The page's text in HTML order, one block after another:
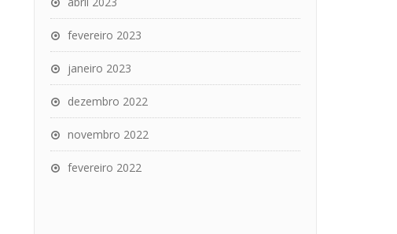
fevereiro 2023
janeiro 2023
dezembro 2022
novembro 2022
fevereiro 2022